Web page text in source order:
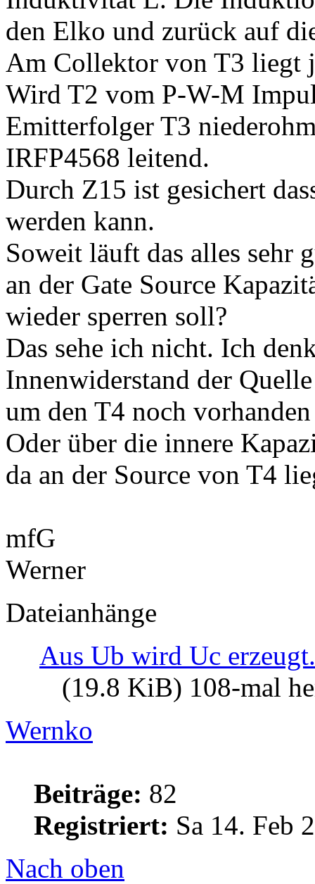
den Elko und zurück auf
Am Collektor von T3 liegt
Wird T2 vom P-W-M
Emitterfolger T3
IRFP4568 leitend.
Durch Z15 ist gesichert
werden kann.
Soweit läuft das alles sehr
an der Gate Source
wieder sperren soll?
Das sehe ich nicht. Ich
Innenwiderstand der
um den T4 noch
Oder über die innere
da an der Source von T4
mfG
Werner
Dateianhänge
Aus Ub wird Uc
(19.8 KiB) 108-mal
Wernko
Beiträge: 82
Registriert: Sa 14. Feb
Nach oben